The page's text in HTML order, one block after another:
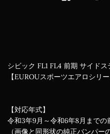
シビック FL1 FL4 前期 サイド
【EUROUスポーツエアロシリー
【対応年式】
令和3年9月～令和6年8月までの
（画像と同形状の純正バンパー